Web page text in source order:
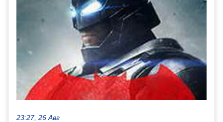
23:27, 26 Авг